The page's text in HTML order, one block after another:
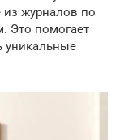
из журналов по
Это помогает
уникальные